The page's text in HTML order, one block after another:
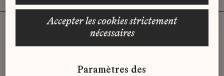
accepter les cookies strictement
nécessaires
Paramètres des